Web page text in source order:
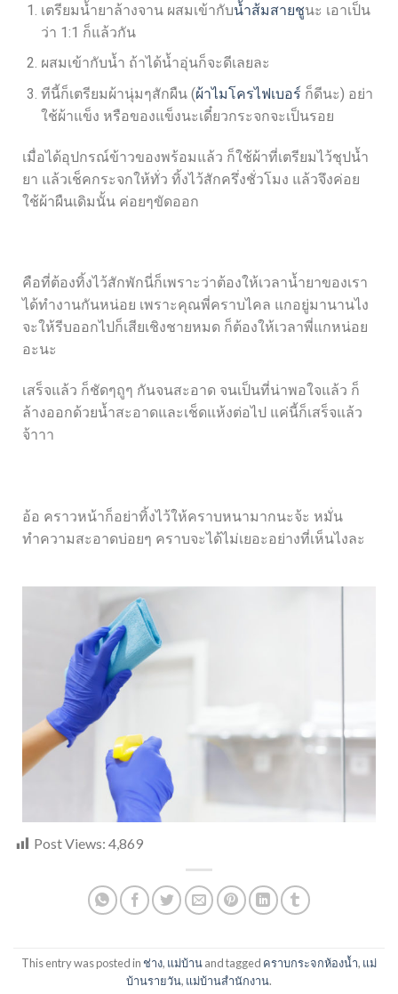
เตรียมน้ำยาล้างจาน ผสมเข้ากับน้ำส้มสายชูนะ เอาเป็น
ว่า 1:1 ก็แล้วกัน
ผสมเข้ากับน้ำ ถ้าได้น้ำอุ่นก็จะดีเลยละ
ทีนี้ก็เตรียมผ้านุ่มๆสักผืน (ผ้าไมโครไฟเบอร์ ก็ดีนะ) อย่า
ใช้ผ้าแข็ง หรือของแข็งนะเดี๋ยวกระจกจะเป็นรอย
เมื่อได้อุปกรณ์ข้าวของพร้อมแล้ว ก็ใช้ผ้าที่เตรียมไว้ชุปน้ำ
ยา แล้วเช็คกระจกให้ทั่ว ทิ้งไว้สักครึ่งชั่วโมง แล้วจึงค่อย
ใช้ผ้าผืนเดิมนั้น ค่อยๆขัดออก
คือที่ต้องทิ้งไว้สักพักนี่ก็เพราะว่าต้องให้เวลาน้ำยาของเรา
ได้ทำงานกันหน่อย เพราะคุณพี่คราบไคล แกอยู่มานานไง
จะให้รีบออกไปก็เสียเชิงชายหมด ก็ต้องให้เวลาพี่แกหน่อย
อะนะ
เสร็จแล้ว ก็ชัดๆถูๆ กันจนสะอาด จนเป็นที่น่าพอใจแล้ว ก็
ล้างออกด้วยน้ำสะอาดและเช็ดแห้งต่อไป แค่นี้ก็เสร็จแล้ว
จ้าาา
อ้อ คราวหน้าก็อย่าทิ้งไว้ให้คราบหนามากนะจ้ะ หมั่น
ทำความสะอาดบ่อยๆ คราบจะได้ไม่เยอะอย่างที่เห็นไงละ
Post Views: 4,869
This entry was posted inช่าง, แม่บ้านand tagged คราบกระจกห้องน้ำ, แม่
บ้านรายวัน, แม่บ้านสำนักงาน.